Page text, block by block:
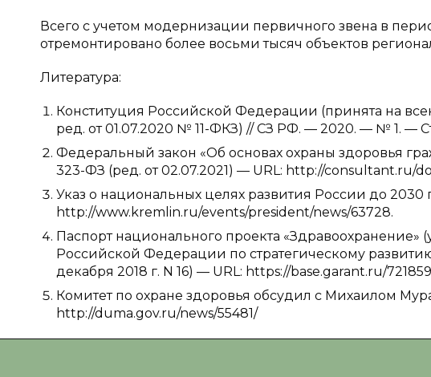
Всего с учетом модернизации первичного звена в
отремонтировано более восьми тысяч объектов
Литература:
Конституция Российской Федерации (принята на
ред. от 01.07.2020 № 11-ФКЗ) // СЗ РФ. — 2020. — № 1. —
Федеральный закон «Об основах охраны здоровья
323-ФЗ (ред. от 02.07.2021) — URL: http://consultant.ru/
Указ о национальных целях развития России до 2030
http://www.kremlin.ru/events/president/news/63728.
Паспорт национального проекта
Российской Федерации по стратегическому
декабря 2018 г. N 16) — URL: https://base.garant.ru/
Комитет по охране здоровья обсудил с Михаилом
http://duma.gov.ru/news/55481/